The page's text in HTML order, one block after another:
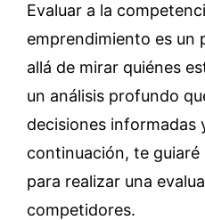
Evaluar a la
emprendimiento es un
allá de mirar quiénes
un análisis profundo
decisiones informadas
continuación, te
para realizar una
competidores.